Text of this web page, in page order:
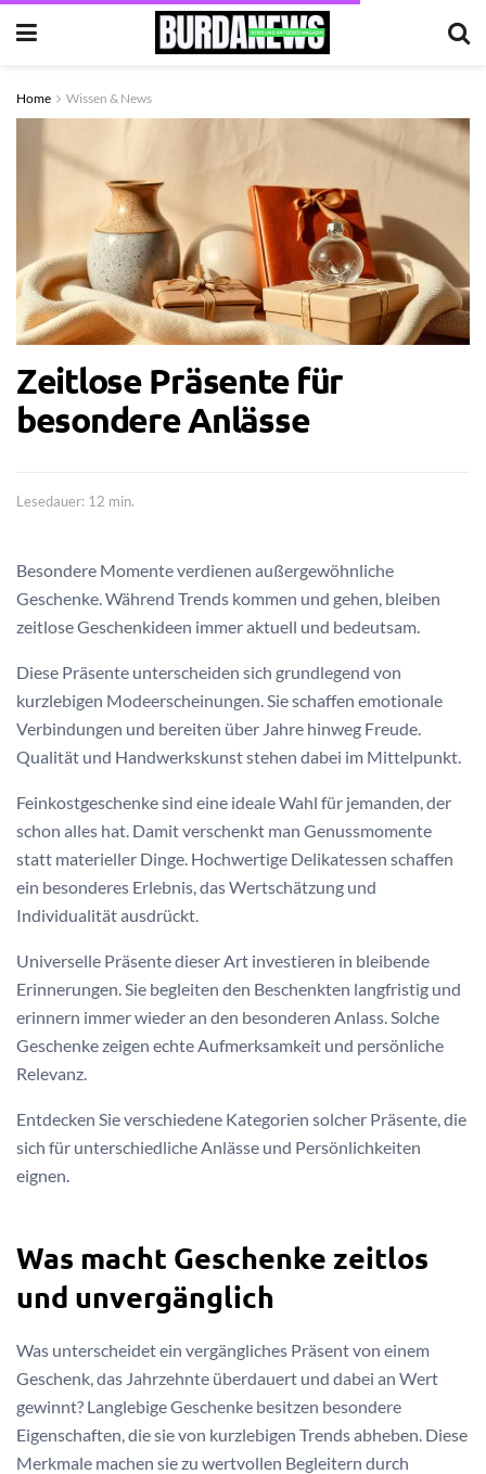
Home Wissen & News
Zeitlose Präsente für
besondere Anlässe
Lesedauer: 12 min.
Besondere Momente verdienen außergewöhnliche
Geschenke. Während Trends kommen und gehen, bleiben
zeitlose Geschenkideen immer aktuell und bedeutsam.
Diese Präsente unterscheiden sich grundlegend von
kurzlebigen Modeerscheinungen. Sie schaffen emotionale
Verbindungen und bereiten über Jahre hinweg Freude.
Qualität und Handwerkskunst stehen dabei im Mittelpunkt.
Feinkostgeschenke sind eine ideale Wahl für jemanden, der
schon alles hat. Damit verschenkt man Genussmomente
statt materieller Dinge. Hochwertige Delikatessen schaffen
ein besonderes Erlebnis, das Wertschätzung und
Individualität ausdrückt.
Universelle Präsente dieser Art investieren in bleibende
Erinnerungen. Sie begleiten den Beschenkten langfristig und
erinnern immer wieder an den besonderen Anlass. Solche
Geschenke zeigen echte Aufmerksamkeit und persönliche
Relevanz.
Entdecken Sie verschiedene Kategorien solcher Präsente, die
sich für unterschiedliche Anlässe und Persönlichkeiten
eignen.
Was macht Geschenke zeitlos
und unvergänglich
Was unterscheidet ein vergängliches Präsent von einem
Geschenk, das Jahrzehnte überdauert und dabei an Wert
gewinnt? Langlebige Geschenke besitzen besondere
Eigenschaften, die sie von kurzlebigen Trends abheben. Diese
Merkmale machen sie zu wertvollen Begleitern durch